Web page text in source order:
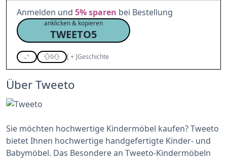
Anmelden und 5%sparen bei Bestellung
anklicken & kopieren
TWEETO5
0 [+]Geschichte
Über Tweeto
Sie möchten hochwertige Kindermöbel kaufen? Tweeto
bietet Ihnen hochwertige handgefertigte Kinder- und
Babymöbel. Das Besondere an Tweeto-Kindermöbeln